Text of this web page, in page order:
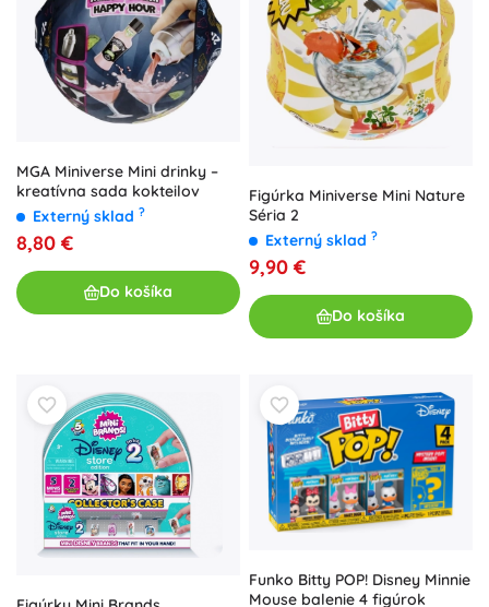
MGA Miniverse Mini drinky –
kreatívna sada kokteilov
Externý sklad ?
8,80 €
Do košíka
Figúrka Miniverse Mini Nature
Séria 2
Externý sklad ?
9,90 €
Do košíka
Funko Bitty POP! Disney Minnie
Mouse balenie 4 figúrok